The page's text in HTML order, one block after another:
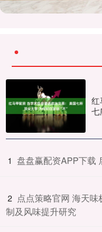
红
七
1 盘盘赢配资APP下载
2 点点策略官网 海天
制及风味提升研究